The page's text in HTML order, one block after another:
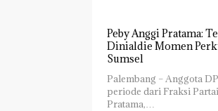
Peby Anggi Pratama:
Dinialdie Momen
Sumsel
Palembang – Anggota
periode dari Fraksi
Pratama,…